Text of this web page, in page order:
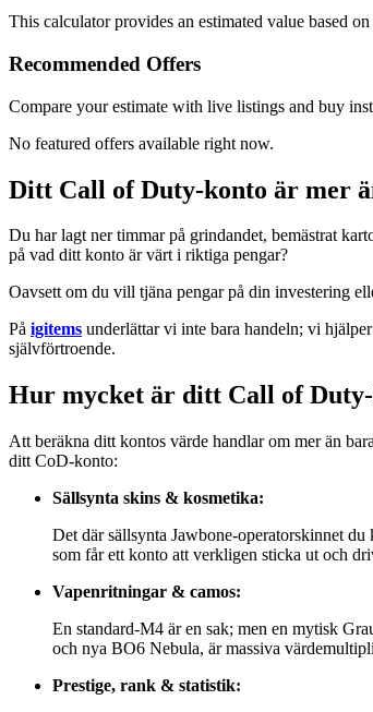
This calculator provides an estimated value based
Recommended Offers
Compare your estimate with live listings and buy
No featured offers available right now.
Ditt Call of Duty-konto är mer
Du har lagt ner timmar på grindandet, bemästrat
på vad ditt konto är värt i riktiga pengar?
Oavsett om du vill tjäna pengar på din investering
På igitems underlättar vi inte bara handeln; vi
självförtroende.
Hur mycket är ditt Call of
Att beräkna ditt kontos värde handlar om mer än
ditt CoD-konto:
Sällsynta skins & kosmetika:
Det där sällsynta Jawbone-operatorskinnet du
som får ett konto att verkligen sticka ut och
Vapenritningar & camos:
En standard-M4 är en sak; men en mytisk
och nya BO6 Nebula, är massiva
Prestige, rank & statistik: